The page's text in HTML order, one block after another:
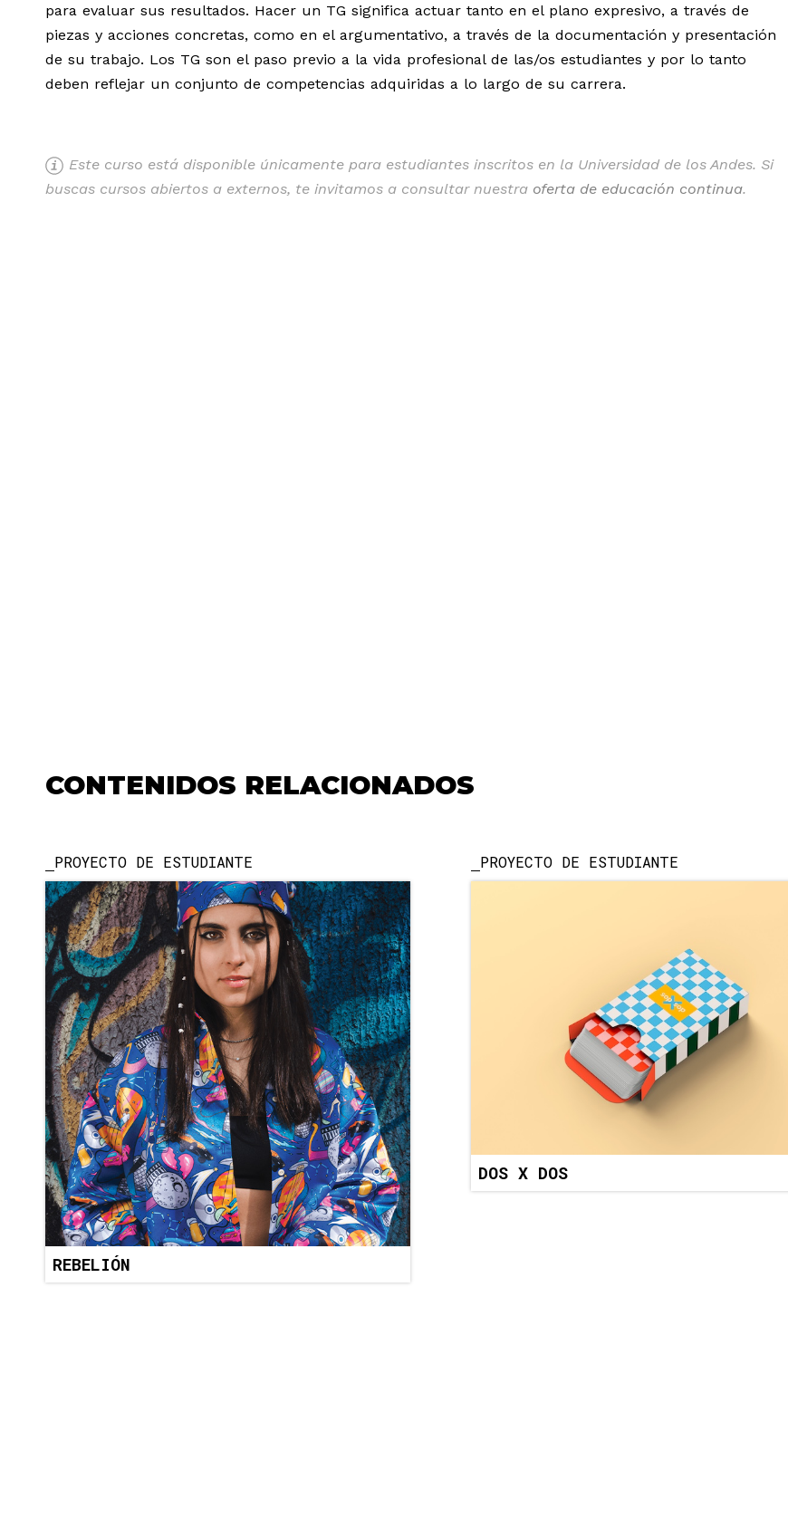
para evaluar sus resultados. Hacer un TG significa actuar tanto en el plano expresivo, a través de
piezas y acciones concretas, como en el argumentativo, a través de la documentación y presentación
de su trabajo. Los TG son el paso previo a la vida profesional de las/os estudiantes y por lo tanto
deben reflejar un conjunto de competencias adquiridas a lo largo de su carrera.
Este curso está disponible únicamente para estudiantes inscritos en la Universidad de los Andes. Si
buscas cursos abiertos a externos, te invitamos a consultar nuestra oferta de educación continua.
CONTENIDOS RELACIONADOS
PROYECTO DE ESTUDIANTE
REBELIÓN
PROYECTO DE ESTUDIANTE
DOS X DOS